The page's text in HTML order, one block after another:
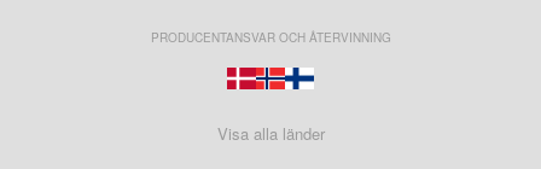
PRODUCENTANSVAR OCH ÅTERVINNING
Visa alla länder